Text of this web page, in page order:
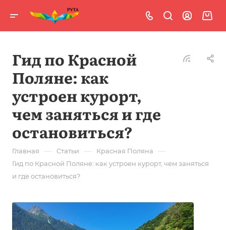
Гид по Красной
Поляне: как
устроен курорт,
чем заняться и где
остановиться?
Главная — Статьи — Красная Поляна —
Гид по Красной Поляне: как устроен курорт, чем заняться
и где остановиться?